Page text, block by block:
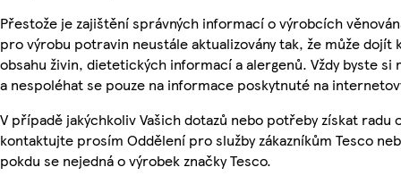
Přestože je zajištění správných informací o výrobcích
pro výrobu potravin neustále aktualizovány tak, že může dojít
obsahu živin, dietetických informací a alergenů. Vždy byste
a nespoléhat se pouze na informace poskytnuté na
V případě jakýchkoliv Vašich dotazů nebo potřeby získat radu
kontaktujte prosím Oddělení pro služby zákazníkům Tesco
pokdu se nejedná o výrobek značky Tesco.